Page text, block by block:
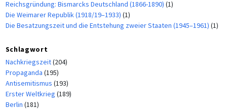
Reichsgründung: Bismarcks Deutschland (1866-1890) (1)
Die Weimarer Republik (1918/19–1933) (1)
Die Besatzungszeit und die Entstehung zweier Staaten (1945–1961) (1)
Schlagwort
Nachkriegszeit(204)
Propaganda (195)
Antisemitismus (193)
Erster Weltkrieg (189)
Berlin (181)